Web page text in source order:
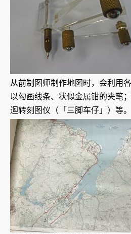
从前制图师制作地图时，会利用
以勾画线条、状似金属钳的夹笔
迴转刻图仪（「三脚车仔」）等。